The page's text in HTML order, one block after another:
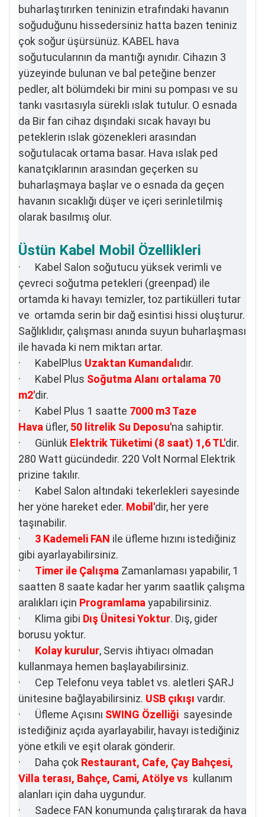
buharlaştırırken teninizin etrafındaki havanın
soğuduğunu hissedersiniz hatta bazen teniniz
çok soğur üşürsünüz. KABEL hava
soğutucularının da mantığı aynıdır. Cihazın 3
yüzeyinde bulunan ve bal peteğine benzer
pedler, alt bölümdeki bir mini su pompası ve su
tankı vasıtasıyla sürekli ıslak tutulur. O esnada
da Bir fan cihaz dışındaki sıcak havayı bu
peteklerin ıslak gözenekleri arasından
soğutulacak ortama basar. Hava ıslak ped
kanatçıklarının arasından geçerken su
buharlaşmaya başlar ve o esnada da geçen
havanın sıcaklığı düşer ve içeri serinletilmiş
olarak basılmış olur.
Üstün Kabel Mobil Özellikleri
· Kabel Salon soğutucu yüksek verimli ve
çevreci soğutma petekleri (greenpad) ile
ortamda ki havayı temizler, toz partikülleri tutar
ve ortamda serin bir dağ esintisi hissi oluşturur.
Sağlıklıdır, çalışması anında suyun buharlaşması
ile havada ki nem miktarı artar.
· KabelPlus Uzaktan Kumandalıdır.
· Kabel Plus Soğutma Alanı ortalama 70
m2'dir.
· Kabel Plus 1 saatte 7000 m3 Taze
Hava üfler, 50 litrelik Su Deposu'na sahiptir.
· Günlük Elektrik Tüketimi (8 saat) 1,6 TL'dir.
280 Watt gücündedir. 220 Volt Normal Elektrik
prizine takılır.
· Kabel Salon altındaki tekerlekleri sayesinde
her yöne hareket eder. Mobil'dir, her yere
taşınabilir.
· 3 Kademeli FAN ile üfleme hızını istediğiniz
gibi ayarlayabilirsiniz.
· Timer ile Çalışma Zamanlaması yapabilir, 1
saatten 8 saate kadar her yarım saatlik çalışma
aralıkları için Programlama yapabilirsiniz.
· Klima gibi Dış Ünitesi Yoktur. Dış, gider
borusu yoktur.
· Kolay kurulur, Servis ihtiyacı olmadan
kullanmaya hemen başlayabilirsiniz.
· Cep Telefonu veya tablet vs. aletleri ŞARJ
ünitesine bağlayabilirsiniz. USB çıkışı vardır.
· Üfleme Açısını SWING Özelliği sayesinde
istediğiniz açıda ayarlayabilir, havayı istediğiniz
yöne etkili ve eşit olarak gönderir.
· Daha çok Restaurant, Cafe, Çay Bahçesi,
Villa terası, Bahçe, Cami, Atölye vs kullanım
alanları için daha uygundur.
· Sadece FAN konumunda çalıştırarak da hava